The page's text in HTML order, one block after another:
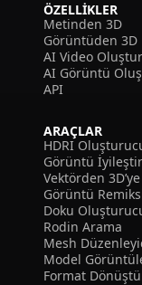
ÖZELLIKLER
Metinden 3D
Görüntüden 3D
AI Video
AI Görüntü
API
ARAÇLAR
HDRI
Görüntü
Vektörden 3D’ye
Görüntü
Doku
Rodin Arama
Mesh
Model
Format